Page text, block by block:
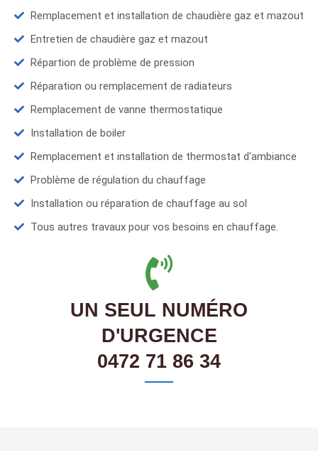
Remplacement et installation de chaudière gaz et mazout
Entretien de chaudière gaz et mazout
Répartion de problème de pression
Réparation ou remplacement de radiateurs
Remplacement de vanne thermostatique
Installation de boiler
Remplacement et installation de thermostat d'ambiance
Problème de régulation du chauffage
Installation ou réparation de chauffage au sol
Tous autres travaux pour vos besoins en chauffage.
UN SEUL NUMÉRO
D'URGENCE
0472 71 86 34